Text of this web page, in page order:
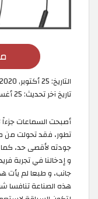
التاريخ:25 أكتوبر, 2020
تاريخ آخر تحديث:25 أغسطس, 2023
أصبحت السماعات جزءاً
تطور، فقد تحولت من
جودته لأقصى حد، كما
و إدخالنا في تجربة
جانب، و طبعا لم يأت
هذه الصناعة تنافسا